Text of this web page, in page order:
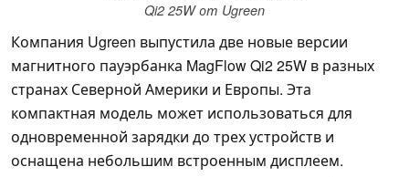
Qi2 25W от Ugreen
Компания Ugreen выпустила две новые версии
магнитного пауэрбанка MagFlow Qi2 25W в разных
странах Северной Америки и Европы. Эта
компактная модель может использоваться для
одновременной зарядки до трех устройств и
оснащена небольшим встроенным дисплеем.